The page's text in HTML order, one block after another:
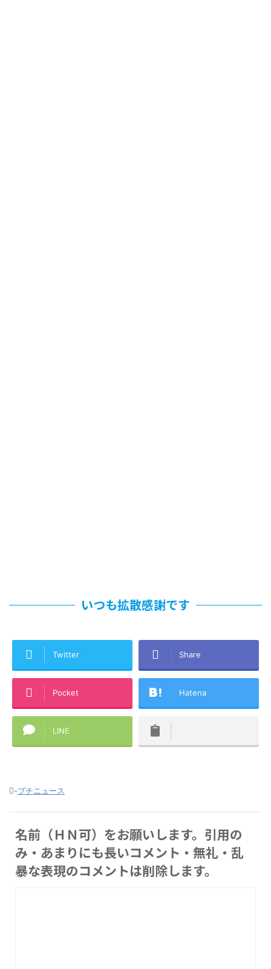
いつも拡散感謝です
Twitter Share
Pocket Hatena
LINE
-プチニュース
名前（ＨＮ可）をお願いします。引用の
み・あまりにも長いコメント・無礼・乱
暴な表現のコメントは削除します。